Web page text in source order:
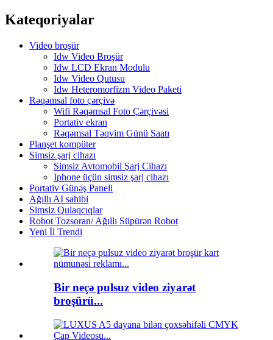
Kateqoriyalar
Video broşür
Idw Video Broşür
Idw LCD Ekran Modulu
Idw Video Qutusu
Idw Heteromorfizm Video Paketi
Rəqəmsal foto çərçivə
Wifi Rəqəmsal Foto Çərçivəsi
Portativ ekran
Rəqəmsal Təqvim Günü Saatı
Planşet kompüter
Simsiz şarj cihazı
Simsiz Avtomobil Şarj Cihazı
Iphone üçün simsiz şarj cihazı
Portativ Günəş Paneli
Ağıllı AI sahibi
Simsiz Qulaqcıqlar
Robot Tozsoran/ Ağıllı Süpürən Robot
Yeni İl Trendi
Bir neçə pulsuz video ziyarət
broşürü...